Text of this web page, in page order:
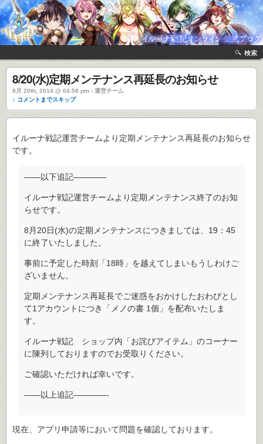
検索
8/20(水)定期メンテナンス再延長のお知らせ
8月 20th, 2014 @ 04:58 pm › 運営チーム
↓ コメントまでスキップ
イルーナ戦記運営チームより定期メンテナンス再延長のお知らせ
です。
――以下追記――――
イルーナ戦記運営チームより定期メンテナンス終了のお知
らせです。
8月20日(水)の定期メンテナンスにつきましては、19：45
に終了いたしました。
事前に予定した時刻「18時」を越えてしまいもうしわけご
ざいません。
定期メンテナンス再延長でご迷惑をおかけしたおわびとし
て1アカウントにつき「メノの書 1個」を配布いたしま
す。
イルーナ戦記 ショップ内「お詫びアイテム」のコーナー
に陳列しておりますのでお受取りください。
ご確認いただければ幸いです。
――以上追記――――-
現在、アプリ申請等において問題を確認しております。